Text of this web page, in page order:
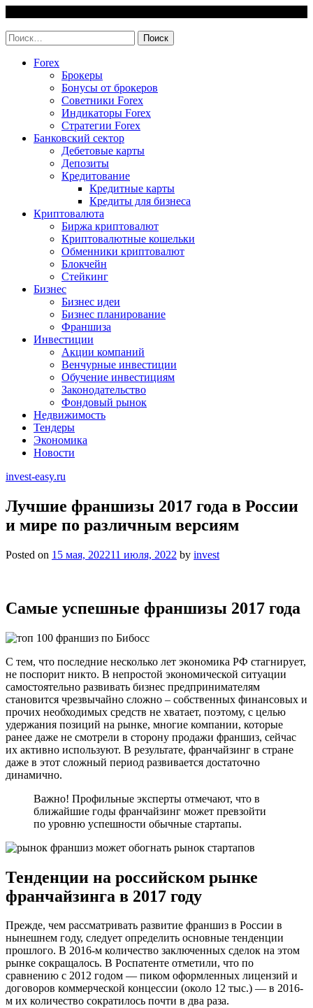
content
Найти:
Forex
Брокеры
Бонусы от брокеров
Советники Forex
Индикаторы Forex
Стратегии Forex
Банковский сектор
Дебетовые карты
Депозиты
Кредитование
Кредитные карты
Кредиты для бизнеса
Криптовалюта
Биржа криптовалют
Криптовалютные кошельки
Обменники криптовалют
Блокчейн
Стейкинг
Бизнес
Бизнес идеи
Бизнес планирование
Франшиза
Инвестиции
Акции компаний
Венчурные инвестиции
Обучение инвестициям
Законодательство
Фондовый рынок
Недвижимость
Тендеры
Экономика
Новости
invest-easy.ru
Лучшие франшизы 2017 года в России
и мире по различным версиям
Posted on 15 мая, 202211 июля, 2022 by invest
Самые успешные франшизы 2017 года
С тем, что последние несколько лет экономика РФ стагнирует,
не поспорит никто. В непростой экономической ситуации
самостоятельно развивать бизнес предпринимателям
становится чрезвычайно сложно – собственных финансовых и
прочих необходимых средств не хватает, поэтому, с целью
удержания позиций на рынке, многие компании, которые
ранее даже не смотрели в сторону продажи франшиз, сейчас
их активно используют. В результате, франчайзинг в стране
даже в этот сложный период развивается достаточно
динамично.
Важно! Профильные эксперты отмечают, что в
ближайшие годы франчайзинг может превзойти
по уровню успешности обычные стартапы.
Тенденции на российском рынке
франчайзинга в 2017 году
Прежде, чем рассматривать развитие франшиз в России в
нынешнем году, следует определить основные тенденции
прошлого. В 2016-м количество заключенных сделок на этом
рынке сокращалось. В Роспатенте отметили, что по
сравнению с 2012 годом — пиком оформленных лицензий и
договоров коммерческой концессии (около 12 тыс.) — в 2016-
м их количество сократилось почти в два раза.